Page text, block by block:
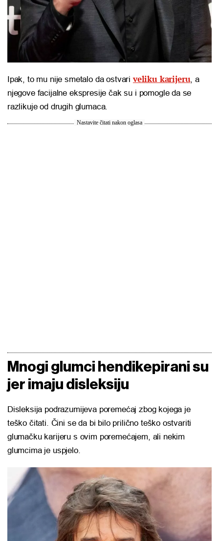
Ipak, to mu nije smetalo da ostvariveliku karijeru, a
njegove facijalne ekspresije čak su i pomogle da se
razlikuje od drugih glumaca.
Nastavite čitati nakon oglasa
Mnogi glumci hendikepirani su
jer imaju disleksiju
Disleksija podrazumijeva poremećaj zbog kojega je
teško čitati. Čini se da bi bilo prilično teško ostvariti
glumačku karijeru s ovim poremećajem, ali nekim
glumcima je uspjelo.